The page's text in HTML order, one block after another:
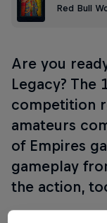
Red Bull
Are you
Legacy? The
competition
amateurs
of Empires
gameplay
the action,